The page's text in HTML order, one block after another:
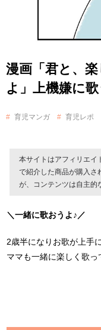
漫画「君と、
よ」上機嫌に
育児マンガ
育児レポ
本サイトはアフィリエイ
で紹介した商品が購入さ
が、コンテンツは自主的
＼一緒に歌おうよ♪／
2歳半になりお歌が上手
ママも一緒に楽しく歌